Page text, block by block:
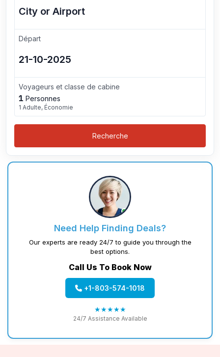
Départ
Voyageurs et classe de cabine
1 Personnes
1 Adulte, Économie
Recherche
Need Help Finding Deals?
Our experts are ready 24/7 to guide you through the
best options.
Call Us To Book Now
+1-803-574-1018
★★★★★
24/7 Assistance Available